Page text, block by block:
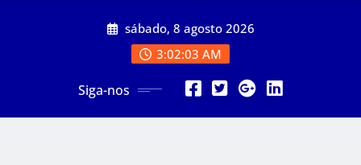
sábado, 8 agosto 2026
3:02:05 AM
Siga-nos